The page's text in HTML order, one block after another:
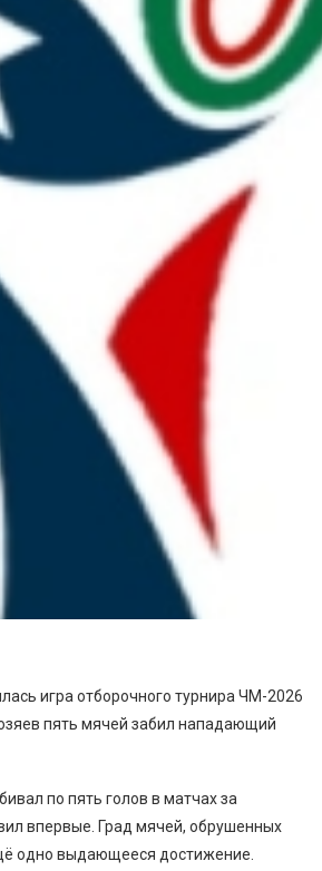
игра отборочного турнира ЧМ-2026
пять мячей забил нападающий
по пять голов в матчах за
впервые. Град мячей, обрушенных
одно выдающееся достижение.